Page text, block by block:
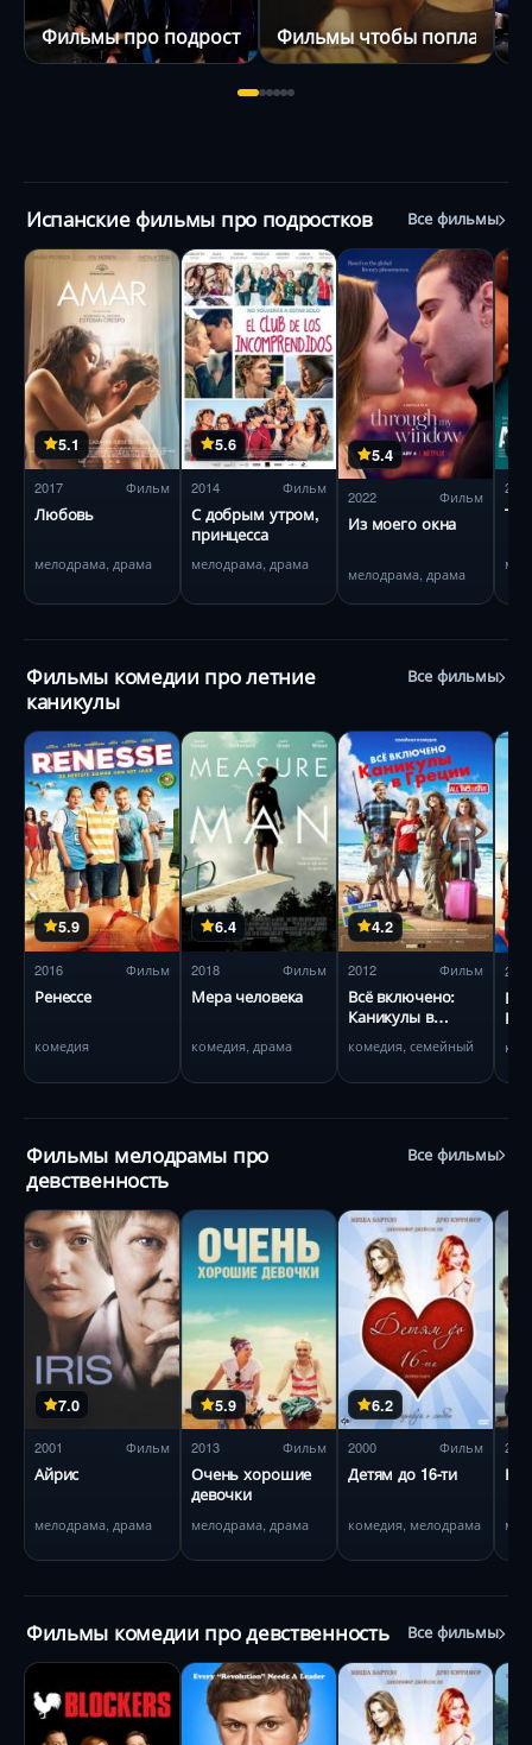
Фильмы про подростков Фильмы чтобы поплакать
Испанские фильмы про подростков Все фильмы
5.1
2017 Фильм
Любовь
мелодрама, драма
5.6
2014 Фильм
С добрым утром,
принцесса
мелодрама, драма
5.4
2022 Фильм
Из моего окна
мелодрама, драма
2014
Фильмы комедии про летние
каникулы
Все фильмы
5.9
2016 Фильм
Ренессе
комедия
6.4
2018 Фильм
Мера человека
комедия, драма
4.2
2012 Фильм
Всё включено:
Каникулы в
комедия, семейный
2020
Фильмы мелодрамы про
девственность
Все фильмы
7.0
2001 Фильм
Айрис
мелодрама, драма
5.9
2013 Фильм
Очень хорошие
девочки
мелодрама, драма
6.2
2000 Фильм
Детям до 16-ти
комедия, мелодрама
2017
На
Фильмы комедии про девственность Все фильмы